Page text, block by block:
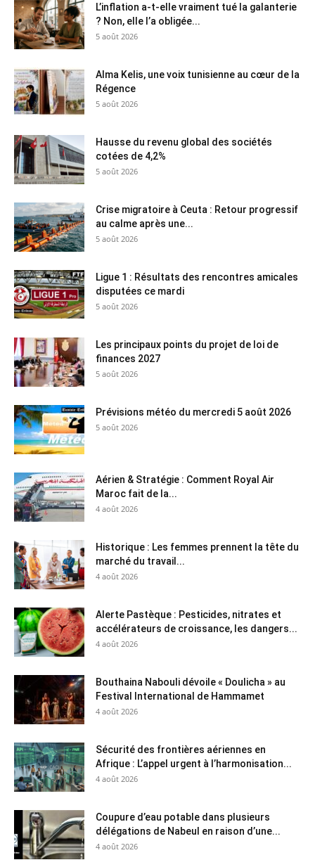
L’inflation a-t-elle vraiment tué la galanterie
? Non, elle l’a obligée...
5 août 2026
Alma Kelis, une voix tunisienne au cœur de la
Régence
5 août 2026
Hausse du revenu global des sociétés
cotées de 4,2%
5 août 2026
Crise migratoire à Ceuta : Retour progressif
au calme après une...
5 août 2026
Ligue 1 : Résultats des rencontres amicales
disputées ce mardi
5 août 2026
Les principaux points du projet de loi de
finances 2027
5 août 2026
Prévisions météo du mercredi 5 août 2026
5 août 2026
Aérien & Stratégie : Comment Royal Air
Maroc fait de la...
4 août 2026
Historique : Les femmes prennent la tête du
marché du travail...
4 août 2026
Alerte Pastèque : Pesticides, nitrates et
accélérateurs de croissance, les dangers...
4 août 2026
Bouthaina Nabouli dévoile « Doulicha » au
Festival International de Hammamet
4 août 2026
Sécurité des frontières aériennes en
Afrique : L’appel urgent à l’harmonisation...
4 août 2026
Coupure d’eau potable dans plusieurs
délégations de Nabeul en raison d’une...
4 août 2026